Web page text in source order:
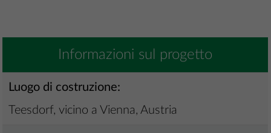
Informazioni sul progetto
Luogo di costruzione:
Teesdorf, vicino a Vienna, Austria